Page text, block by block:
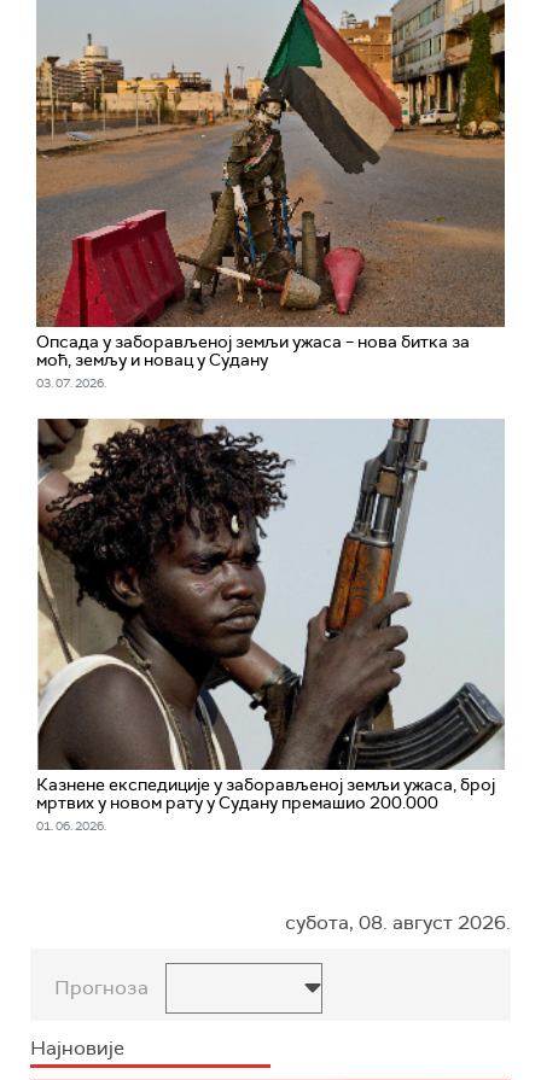
Опсада у заборављеној земљи ужаса – нова битка за
моћ, земљу и новац у Судану
03. 07. 2026.
Казнене експедиције у заборављеној земљи ужаса, број
мртвих у новом рату у Судану премашио 200.000
01. 06. 2026.
субота, 08. август 2026.
Прогноза
Најновије